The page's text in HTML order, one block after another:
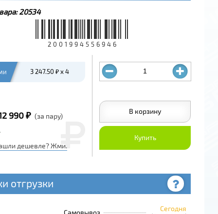
20534
2001994556946
3 247.50 ₽ x 4
990 ₽ (за пару)
дешевле? Жми.
В корзину
Купить
отгрузки
Самовывоз Сегодня